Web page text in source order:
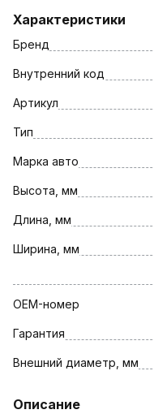
Характеристики
Бренд
Внутренний код
Артикул
Тип
Марка авто
Высота, мм
Длина, мм
Ширина, мм
OEM-номер
Гарантия
Внешний диаметр, мм
Описание